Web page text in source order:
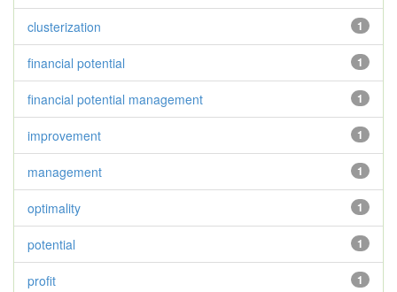
1
clusterization
1
financial potential
1
financial potential management
1
improvement
1
management
1
optimality
1
potential
1
profit